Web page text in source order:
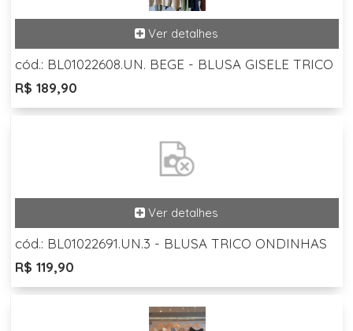
cód.: BL01022608.UN. BEGE - BLUSA GISELE TRICO
R$ 189,90
cód.: BL01022691.UN.3 - BLUSA TRICO ONDINHAS
R$ 119,90